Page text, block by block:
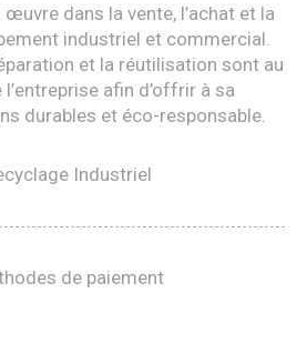
dans la vente, l’achat et la
industriel et commercial.
et la réutilisation sont au
afin d’offrir à sa
durables et éco-responsable.